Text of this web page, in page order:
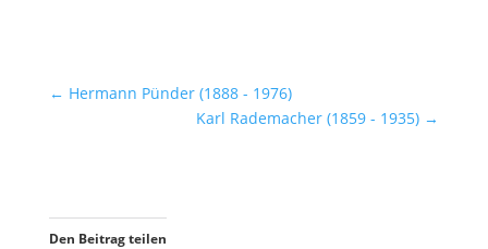
← Hermann Pünder (1888 - 1976)
Karl Rademacher (1859 - 1935) →
Den Beitrag teilen